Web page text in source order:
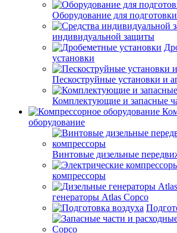
Оборудование для
индивидуальной защиты
установки
Пескоструйные установки и
Комплектующие и запасные
оборудование
Винтовые дизельные
компрессоры
генераторы Atlas Copco